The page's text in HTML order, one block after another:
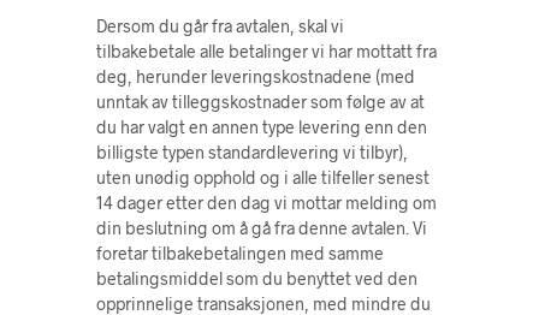
Dersom du går fra avtalen, skal vi
tilbakebetale alle betalinger vi har mottatt fra
deg, herunder leveringskostnadene (med
unntak av tilleggskostnader som følge av at
du har valgt en annen type levering enn den
billigste typen standardlevering vi tilbyr),
uten unødig opphold og i alle tilfeller senest
14 dager etter den dag vi mottar melding om
din beslutning om å gå fra denne avtalen. Vi
foretar tilbakebetalingen med samme
betalingsmiddel som du benyttet ved den
opprinnelige transaksjonen, med mindre du